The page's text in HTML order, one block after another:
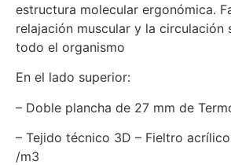
estructura molecular ergonómica.
relajación muscular y la circulación
todo el organismo
En el lado superior:
– Doble plancha de 27 mm de
– Tejido técnico 3D – Fieltro
/m3